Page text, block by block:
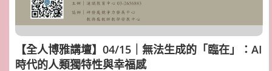
【全人博雅講壇】04/15｜無法生成的「臨在」：AI
時代的人類獨特性與幸福感